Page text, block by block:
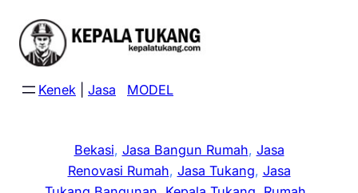
content
Kenek Jasa MODEL
Bekasi, Jasa Bangun Rumah, Jasa
Renovasi Rumah, Jasa Tukang, Jasa